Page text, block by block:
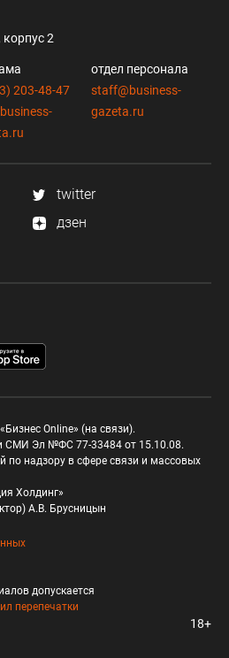
2
203-48-47
отдел персонала
staff@business-
gazeta.ru
twitter
дзен
Online» (на связи).
СМИ Эл №ФС 77-33484 от 15.10.08.
по надзору в сфере связи и массовых
Холдинг»
А.В. Брусницын
допускается
перепечатки
18+